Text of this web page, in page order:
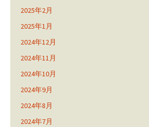
2025年2月
2025年1月
2024年12月
2024年11月
2024年10月
2024年9月
2024年8月
2024年7月